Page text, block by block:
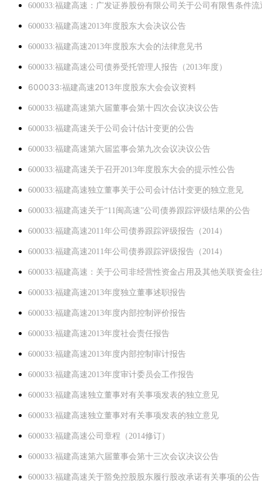
600033:福建高速：广发证券股份有限公司关于公司有限售条件
600033:福建高速2013年度股东大会决议公告
600033:福建高速2013年度股东大会的法律意见书
600033:福建高速公司债券受托管理人报告（2013年度）
600033:福建高速2013年度股东大会会议资料
600033:福建高速第六届董事会第十四次会议决议公告
600033:福建高速关于公司会计估计变更的公告
600033:福建高速第六届监事会第九次会议决议公告
600033:福建高速关于召开2013年度股东大会的提示性公告
600033:福建高速独立董事关于公司会计估计变更的独立意见
600033:福建高速关于“11闽高速”公司债券跟踪评级结果的公告
600033:福建高速2011年公司债券跟踪评级报告（2014）
600033:福建高速2011年公司债券跟踪评级报告（2014）
600033:福建高速：关于公司非经营性资金占用及其他关联资金往
600033:福建高速2013年度独立董事述职报告
600033:福建高速2013年度内部控制评价报告
600033:福建高速2013年度社会责任报告
600033:福建高速2013年度内部控制审计报告
600033:福建高速2013年度审计委员会工作报告
600033:福建高速独立董事对有关事项发表的独立意见
600033:福建高速独立董事对有关事项发表的独立意见
600033:福建高速公司章程（2014修订）
600033:福建高速第六届董事会第十三次会议决议公告
600033:福建高速关于豁免控股股东履行股改承诺有关事项的公告